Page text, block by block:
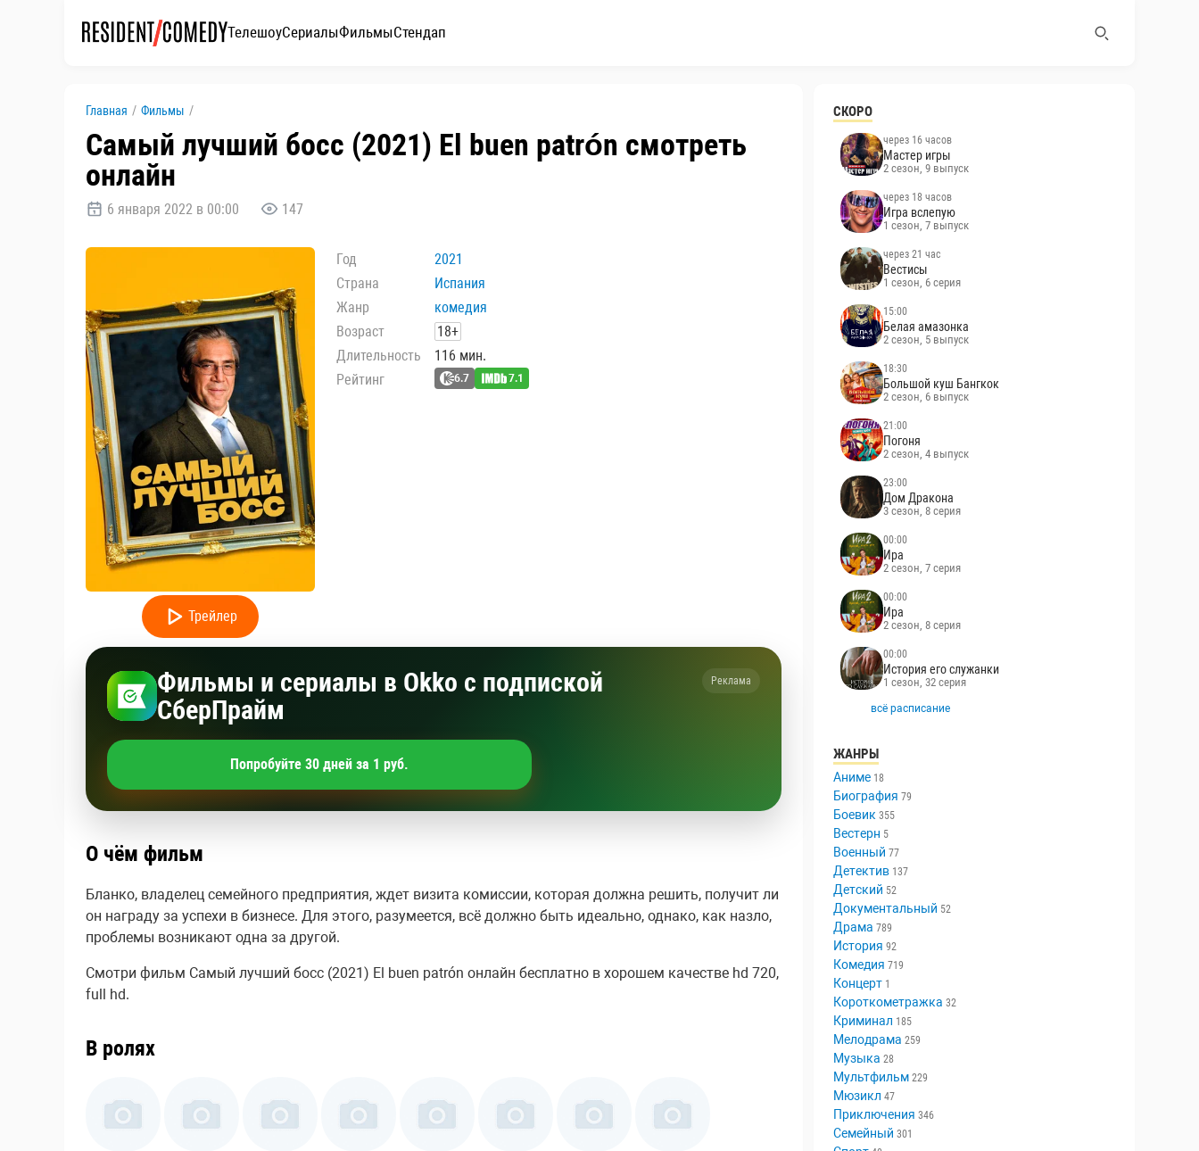
ТелешоуСериалыФильмыСтендап
Главная / Фильмы /
Самый лучший босс (2021) El buen patrón смотреть
онлайн
6 января 2022 в 00:00 147
Трейлер
Год
2021
Страна
Испания
Жанр
комедия
Возраст
18+
Длительность
116 мин.
Рейтинг
6.7 7.1
Фильмы и сериалы в Okko с подпиской
СберПрайм
Реклама
Попробуйте 30 дней за 1 руб.
О чём фильм
Бланко, владелец семейного предприятия, ждет визита комиссии, которая должна решить, получит ли
он награду за успехи в бизнесе. Для этого, разумеется, всё должно быть идеально, однако, как назло,
проблемы возникают одна за другой.
Смотри фильм Самый лучший босс (2021) El buen patrón онлайн бесплатно в хорошем качестве hd 720,
full hd.
В ролях
СКОРО
через 16 часов
Мастер игры
2 сезон, 9 выпуск
через 18 часов
Игра вслепую
1 сезон, 7 выпуск
через 21 час
Вестисы
1 сезон, 6 серия
15:00
Белая амазонка
2 сезон, 5 выпуск
18:30
Большой куш Бангкок
2 сезон, 6 выпуск
21:00
Погоня
2 сезон, 4 выпуск
23:00
Дом Дракона
3 сезон, 8 серия
00:00
Ира
2 сезон, 7 серия
00:00
Ира
2 сезон, 8 серия
00:00
История его служанки
1 сезон, 32 серия
всё расписание
ЖАНРЫ
Аниме 18
Биография
Боевик 355
Вестерн 5
Военный 77
Детектив 137
Детский 52
Документальный
Драма 789
История 92
Комедия 719
Концерт 1
Короткометражка
Криминал
Мелодрама 259
Музыка 28
Мультфильм 229
Мюзикл 47